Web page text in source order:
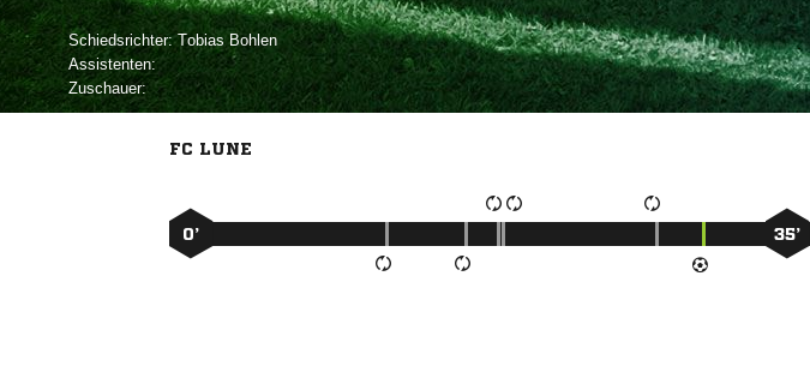
Schiedsrichter: 
Assistenten:
Zuschauer:
FC LUNE
0’ 35’